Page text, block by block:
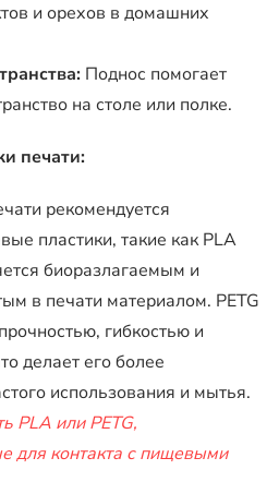
и орехов в домашних
Поднос помогает
на столе или полке.
печати:
рекомендуется
пластики, такие как PLA
биоразлагаемым и
в печати материалом. PETG
гибкостью и
делает его более
использования и мытья.
PLA или PETG,
для контакта с пищевыми